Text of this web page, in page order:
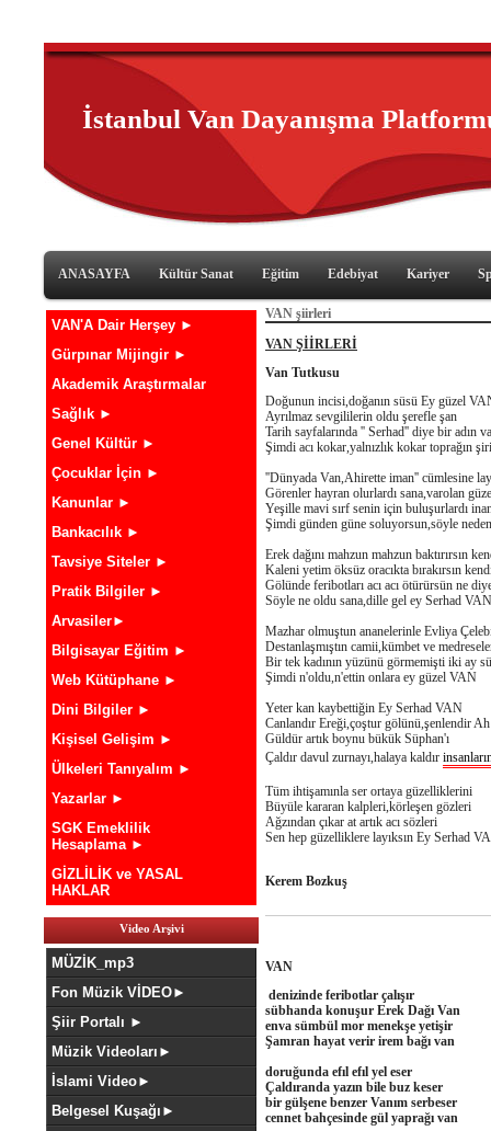
İstanbul Van Dayanışma
ANASAYFA Kültür Sanat Eğitim Edebiyat Kariyer
VAN'A Dair Herşey ►
Gürpınar Mijingir ►
Akademik Araştırmalar
Sağlık ►
Genel Kültür ►
Çocuklar İçin ►
Kanunlar ►
Bankacılık ►
Tavsiye Siteler ►
Pratik Bilgiler ►
Arvasiler►
Bilgisayar Eğitim ►
Web Kütüphane ►
Dini Bilgiler ►
Kişisel Gelişim ►
Ülkeleri Tanıyalım ►
Yazarlar ►
SGK Emeklilik
Hesaplama ►
GİZLİLİK ve YASAL
HAKLAR
Video Arşivi
MÜZİK_mp3
Fon Müzik VİDEO►
Şiir Portalı ►
Müzik Videoları►
İslami Video►
Belgesel Kuşağı►
VAN şiirleri
VAN ŞİİRLERİ
Van Tutkusu
Doğunun incisi,doğanın süsü Ey güzel
Ayrılmaz sevgililerin oldu şerefle şan
Tarih sayfalarında '' Serhad'' diye bir adın
Şimdi acı kokar,yalnızlık kokar toprağın
''Dünyada Van,Ahirette iman'' cümlesine
Görenler hayran olurlardı sana,varolan
Yeşille mavi sırf senin için buluşurlardı
Şimdi günden güne soluyorsun,söyle
Erek dağını mahzun mahzun baktırırsın
Kaleni yetim öksüz oracıkta bırakırsın
Gölünde feribotları acı acı ötürürsün ne
Söyle ne oldu sana,dille gel ey Serhad VAN
Mazhar olmuştun ananelerinle Evliya
Destanlaşmıştın camii,kümbet ve
Bir tek kadının yüzünü görmemişti iki ay
Şimdi n'oldu,n'ettin onlara ey güzel VAN
Yeter kan kaybettiğin Ey Serhad VAN
Canlandır Ereği,çoştur gölünü,şenlendir Ah
Güldür artık boynu bükük Süphan'ı
Çaldır davul zurnayı,halaya kaldır
Tüm ihtişamınla ser ortaya güzelliklerini
Büyüle kararan kalpleri,körleşen gözleri
Ağzından çıkar at artık acı sözleri
Sen hep güzelliklere layıksın Ey Serhad
Kerem Bozkuş
VAN
denizinde feribotlar çalışır
sübhanda konuşur Erek Dağı Van
enva sümbül mor menekşe yetişir
Şamran hayat verir irem bağı van
doruğunda efıl efıl yel eser
Çaldıranda yazın bile buz keser
bir gülşene benzer Vanım serbeser
cennet bahçesinde gül yaprağı van